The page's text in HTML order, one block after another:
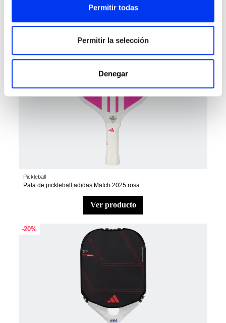
Permitir todas
Permitir la selección
Denegar
Pickleball
Pala de pickleball adidas Match 2025 rosa
ver producto
-20%